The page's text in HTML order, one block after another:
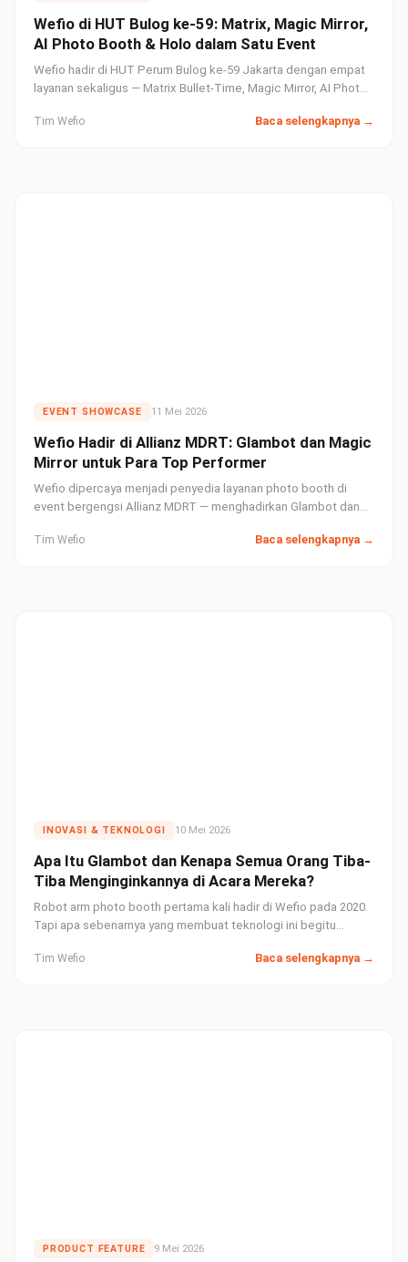
Wefio di HUT Bulog ke-59: Matrix, Magic Mirror,
AI Photo Booth & Holo dalam Satu Event
Wefio hadir di HUT Perum Bulog ke-59 Jakarta dengan empat
layanan sekaligus — Matrix Bullet-Time, Magic Mirror, AI Photo
strategis Indonesia.
Tim Wefio Baca selengkapnya →
EVENT SHOWCASE 11 Mei 2026
Wefio Hadir di Allianz MDRT: Glambot dan Magic
Mirror untuk Para Top Performer
Wefio dipercaya menjadi penyedia layanan photo booth di
event bergengsi Allianz MDRT — menghadirkan Glambot dan
Allianz Indonesia.
Tim Wefio Baca selengkapnya →
INOVASI & TEKNOLOGI 10 Mei 2026
Apa Itu Glambot dan Kenapa Semua Orang Tiba-
Tiba Menginginkannya di Acara Mereka?
Robot arm photo booth pertama kali hadir di Wefio pada 2020.
Tapi apa sebenarnya yang membuat teknologi ini begitu
Tim Wefio Baca selengkapnya →
PRODUCT FEATURE 9 Mei 2026